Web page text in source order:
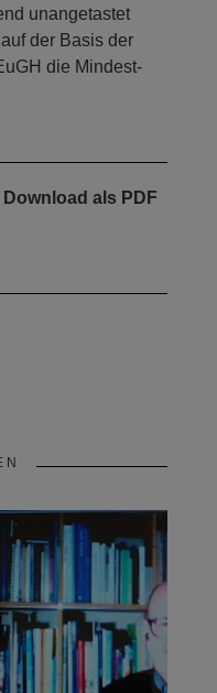
unangetastet
der Basis der
die Mindest-
als PDF